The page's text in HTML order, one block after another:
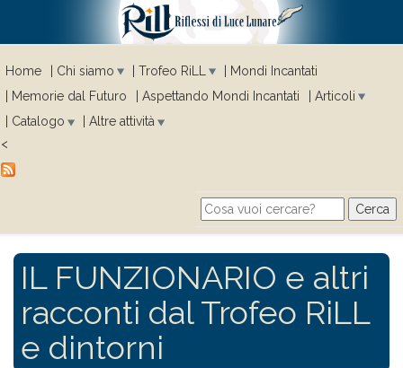
Home Chi siamo Trofeo RiLL
Mondi Incantati
Memorie dal Futuro
Aspettando Mondi Incantati
Articoli
Catalogo
Altre attività
<
Search form
Cerca
IL FUNZIONARIO e altri
racconti dal Trofeo RiLL
e dintorni